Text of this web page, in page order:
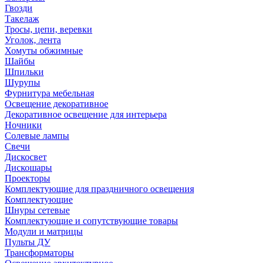
Гвозди
Такелаж
Тросы, цепи, веревки
Уголок, лента
Хомуты обжимные
Шайбы
Шпильки
Шурупы
Фурнитура мебельная
Освещение декоративное
Декоративное освещение для интерьера
Ночники
Солевые лампы
Свечи
Дискосвет
Дискошары
Проекторы
Комплектующие для праздничного освещения
Комплектующие
Шнуры сетевые
Комплектующие и сопутствующие товары
Модули и матрицы
Пульты ДУ
Трансформаторы